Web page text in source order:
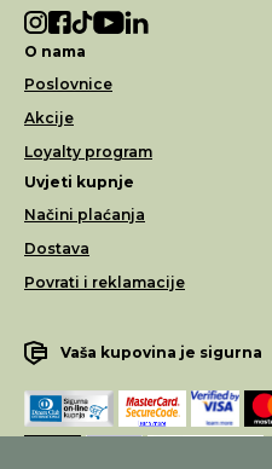
O nama
Poslovnice
Akcije
Loyalty program
Uvjeti kupnje
Načini plaćanja
Dostava
Povrati i reklamacije
Vaša kupovina je sigurna